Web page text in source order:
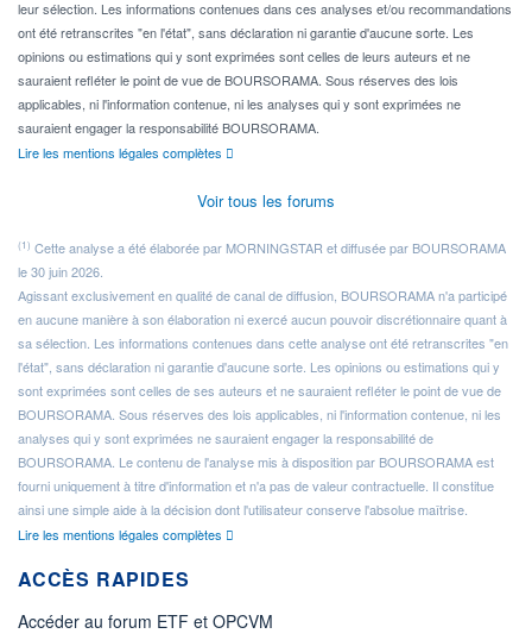
leur sélection. Les informations contenues dans ces analyses et/ou recommandations
ont été retranscrites "en l'état", sans déclaration ni garantie d'aucune sorte. Les
opinions ou estimations qui y sont exprimées sont celles de leurs auteurs et ne
sauraient refléter le point de vue de BOURSORAMA. Sous réserves des lois
applicables, ni l'information contenue, ni les analyses qui y sont exprimées ne
sauraient engager la responsabilité BOURSORAMA.
Lire les mentions légales complètes
Voir tous les forums
(1) Cette analyse a été élaborée par MORNINGSTAR et diffusée par BOURSORAMA
le 30 juin 2026.
Agissant exclusivement en qualité de canal de diffusion, BOURSORAMA n'a participé
en aucune manière à son élaboration ni exercé aucun pouvoir discrétionnaire quant à
sa sélection. Les informations contenues dans cette analyse ont été retranscrites "en
l'état", sans déclaration ni garantie d'aucune sorte. Les opinions ou estimations qui y
sont exprimées sont celles de ses auteurs et ne sauraient refléter le point de vue de
BOURSORAMA. Sous réserves des lois applicables, ni l'information contenue, ni les
analyses qui y sont exprimées ne sauraient engager la responsabilité de
BOURSORAMA. Le contenu de l'analyse mis à disposition par BOURSORAMA est
fourni uniquement à titre d'information et n'a pas de valeur contractuelle. Il constitue
ainsi une simple aide à la décision dont l'utilisateur conserve l'absolue maîtrise.
Lire les mentions légales complètes
ACCÈS RAPIDES
Accéder au forum ETF et OPCVM